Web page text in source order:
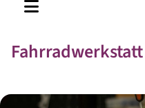
Fahrradwerkstatt